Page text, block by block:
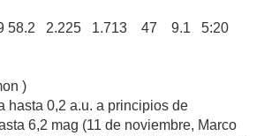
58.2 2.225 1.713 47 9.1 5:20
)
hasta 0,2 a.u. a principios de
6,2 mag (11 de noviembre, Marco